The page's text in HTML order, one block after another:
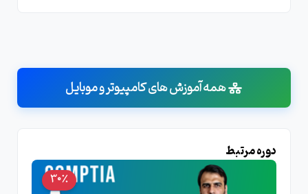
همه آموزش های کامپیوتر و موبایل
دوره مرتبط
30٪